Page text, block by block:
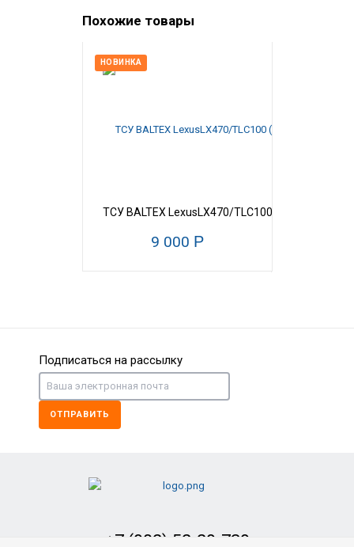
Похожие товары
НОВИНКА
ТСУ BALTEX LexusLX470/TLC100 (1998->)
9 000 Р
Подписаться на рассылку
ОТПРАВИТЬ
+7 (902) 52-29-739